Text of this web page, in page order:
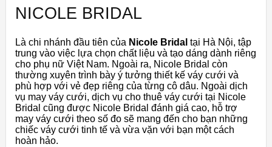
NICOLE BRIDAL
Là chi nhánh đầu tiên của Nicole Bridal tại Hà Nội, tập
trung vào việc lựa chọn chất liệu và tạo dáng dành riêng
cho phụ nữ Việt Nam. Ngoài ra, Nicole Bridal còn
thường xuyên trình bày ý tưởng thiết kế váy cưới và
phù hợp với vẻ đẹp riêng của từng cô dâu. Ngoài dịch
vụ may váy cưới, dịch vụ cho thuê váy cưới tại Nicole
Bridal cũng được Nicole Bridal đánh giá cao, hỗ trợ
may váy cưới theo số đo sẽ mang đến cho bạn những
chiếc váy cưới tinh tế và vừa vặn với bạn một cách
hoàn hảo.